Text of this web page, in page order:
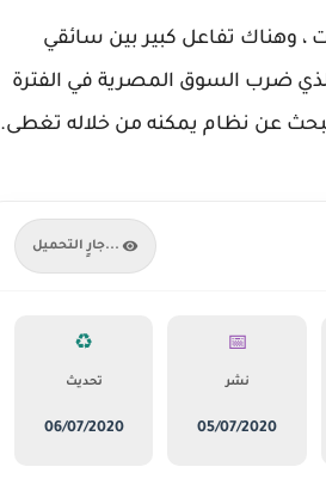
، وهناك تفاعل كبير بين سائقي
ضرب السوق المصرية في الفترة
جارٍ التحميل...
📅
نشر
05/07/2020
♻️
تحديث
06/07/2020